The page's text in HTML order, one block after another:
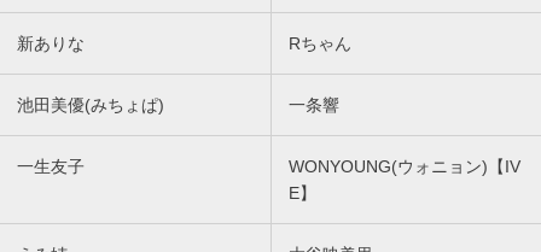
新ありな Rちゃん
池田美優(みちょぱ) 一条響
一生友子
WONYOUNG(ウォニョン)【IV
E】